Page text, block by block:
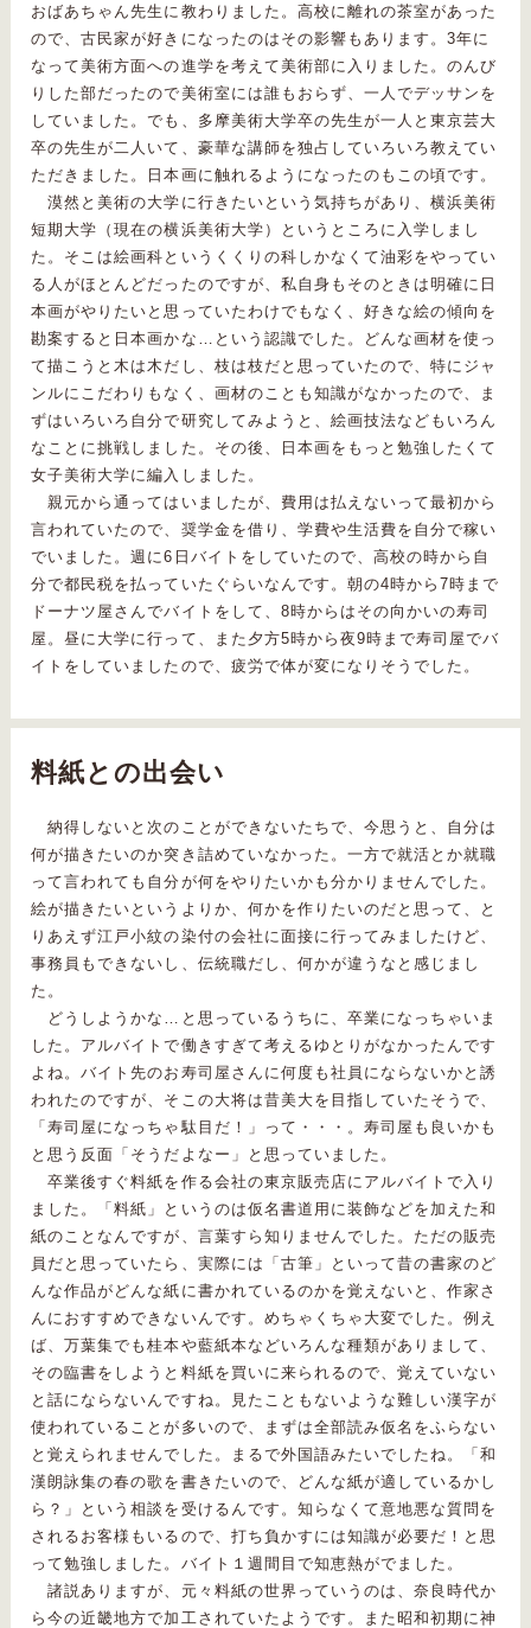
おばあちゃん先生に教わりました。高校に離れの茶室があった
ので、古民家が好きになったのはその影響もあります。3年に
なって美術方面への進学を考えて美術部に入りました。のんび
りした部だったので美術室には誰もおらず、一人でデッサンを
していました。でも、多摩美術大学卒の先生が一人と東京芸大
卒の先生が二人いて、豪華な講師を独占していろいろ教えてい
ただきました。日本画に触れるようになったのもこの頃です。
漠然と美術の大学に行きたいという気持ちがあり、横浜美術
短期大学（現在の横浜美術大学）というところに入学しまし
た。そこは絵画科というくくりの科しかなくて油彩をやってい
る人がほとんどだったのですが、私自身もそのときは明確に日
本画がやりたいと思っていたわけでもなく、好きな絵の傾向を
勘案すると日本画かな…という認識でした。どんな画材を使っ
て描こうと木は木だし、枝は枝だと思っていたので、特にジャ
ンルにこだわりもなく、画材のことも知識がなかったので、ま
ずはいろいろ自分で研究してみようと、絵画技法などもいろん
なことに挑戦しました。その後、日本画をもっと勉強したくて
女子美術大学に編入しました。
親元から通ってはいましたが、費用は払えないって最初から
言われていたので、奨学金を借り、学費や生活費を自分で稼い
でいました。週に6日バイトをしていたので、高校の時から自
分で都民税を払っていたぐらいなんです。朝の4時から7時まで
ドーナツ屋さんでバイトをして、8時からはその向かいの寿司
屋。昼に大学に行って、また夕方5時から夜9時まで寿司屋でバ
イトをしていましたので、疲労で体が変になりそうでした。
料紙との出会い
納得しないと次のことができないたちで、今思うと、自分は
何が描きたいのか突き詰めていなかった。一方で就活とか就職
って言われても自分が何をやりたいかも分かりませんでした。
絵が描きたいというよりか、何かを作りたいのだと思って、と
りあえず江戸小紋の染付の会社に面接に行ってみましたけど、
事務員もできないし、伝統職だし、何かが違うなと感じまし
た。
どうしようかな…と思っているうちに、卒業になっちゃいま
した。アルバイトで働きすぎて考えるゆとりがなかったんです
よね。バイト先のお寿司屋さんに何度も社員にならないかと誘
われたのですが、そこの大将は昔美大を目指していたそうで、
「寿司屋になっちゃ駄目だ！」って・・・。寿司屋も良いかも
と思う反面「そうだよなー」と思っていました。
卒業後すぐ料紙を作る会社の東京販売店にアルバイトで入り
ました。「料紙」というのは仮名書道用に装飾などを加えた和
紙のことなんですが、言葉すら知りませんでした。ただの販売
員だと思っていたら、実際には「古筆」といって昔の書家のど
んな作品がどんな紙に書かれているのかを覚えないと、作家さ
んにおすすめできないんです。めちゃくちゃ大変でした。例え
ば、万葉集でも桂本や藍紙本などいろんな種類がありまして、
その臨書をしようと料紙を買いに来られるので、覚えていない
と話にならないんですね。見たこともないような難しい漢字が
使われていることが多いので、まずは全部読み仮名をふらない
と覚えられませんでした。まるで外国語みたいでしたね。「和
漢朗詠集の春の歌を書きたいので、どんな紙が適しているかし
ら？」という相談を受けるんです。知らなくて意地悪な質問を
されるお客様もいるので、打ち負かすには知識が必要だ！と思
って勉強しました。バイト１週間目で知恵熱がでました。
諸説ありますが、元々料紙の世界っていうのは、奈良時代か
ら今の近畿地方で加工されていたようです。また昭和初期に神